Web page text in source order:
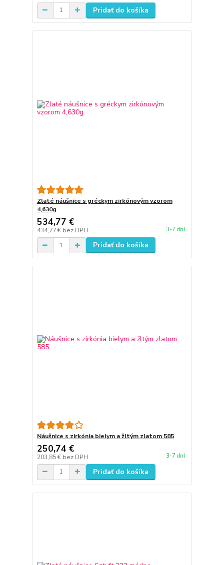
Pridať do košíka
Zlaté náušnice s gréckym zirkónovým vzorom
4,630g
534,77 €
434,77 € bez DPH 3-7 dní
Pridať do košíka
Náušnice s zirkónia bielym a žltým zlatom 585
250,74 €
203,85 € bez DPH 3-7 dní
Pridať do košíka